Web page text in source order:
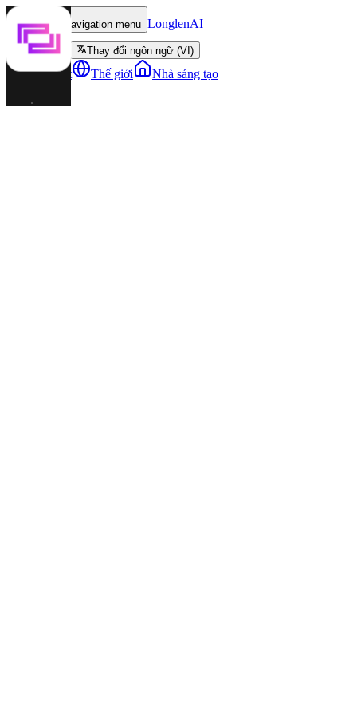
Toggle navigation menu LonglenAI
Thay đổi ngôn ngữ (VI)
Nhân vật Thế giới Nhà sáng tạo